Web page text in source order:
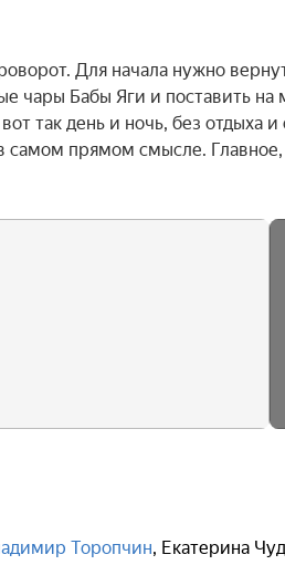
Для начала нужно
чары Бабы Яги и поставить на
так день и ночь, без отдыха и
самом прямом смысле. Главное,
Торопчин, Екатерина